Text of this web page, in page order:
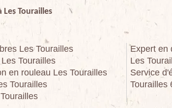
Tourailles
Les Tourailles
Tourailles
en rouleau Les Tourailles
Tourailles
Expert en
Les
Service
Tourailles